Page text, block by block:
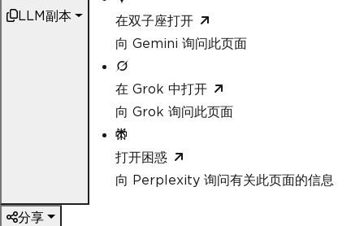
LLM副本
在双子座打开
向 Gemini 询问此页面
在 Grok 中打开
向 Grok 询问此页面
打开困惑
向 Perplexity 询问有关此页面的信息
分享